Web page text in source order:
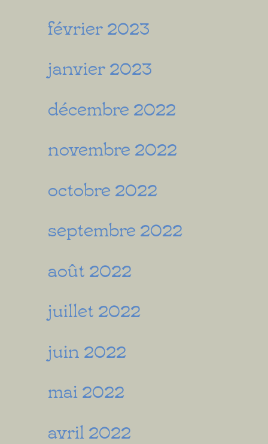
février 2023
janvier 2023
décembre 2022
novembre 2022
octobre 2022
septembre 2022
août 2022
juillet 2022
juin 2022
mai 2022
avril 2022